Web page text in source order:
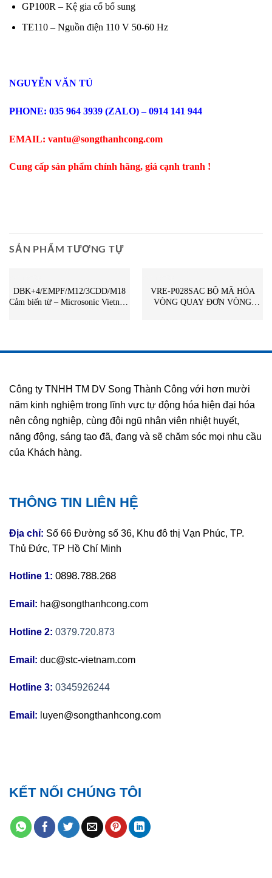
GP100R – Kệ gia cố bổ sung
TE110 – Nguồn điện 110 V 50-60 Hz
NGUYỄN VĂN TÚ
PHONE: 035 964 3939 (ZALO) – 0914 141 944
EMAIL: vantu@songthanhcong.com
Cung cấp sản phẩm chính hãng, giá cạnh tranh !
SẢN PHẨM TƯƠNG TỰ
DBK+4/EMPF/M12/3CDD/M18
Cảm biến từ – Microsonic Vietnam
VRE-P028SAC BỘ MÃ HÓA
VÒNG QUAY ĐƠN VÒNG
Công ty TNHH TM DV Song Thành Công với hơn mười
năm kinh nghiệm trong lĩnh vực tự động hóa hiện đại hóa
nên công nghiệp, cùng đội ngũ nhân viên nhiệt huyết,
năng động, sáng tạo đã, đang và sẽ chăm sóc mọi nhu cầu
của Khách hàng.
THÔNG TIN LIÊN HỆ
Địa chỉ: Số 66 Đường số 36, Khu đô thị Vạn Phúc, TP.
Thủ Đức, TP Hồ Chí Minh
Hotline 1: 0898.788.268
Email: ha@songthanhcong.com
Hotline 2: 0379.720.873
Email: duc@stc-vietnam.com
Hotline 3: 0345926244
Email: luyen@songthanhcong.com
KẾT NỐI CHÚNG TÔI